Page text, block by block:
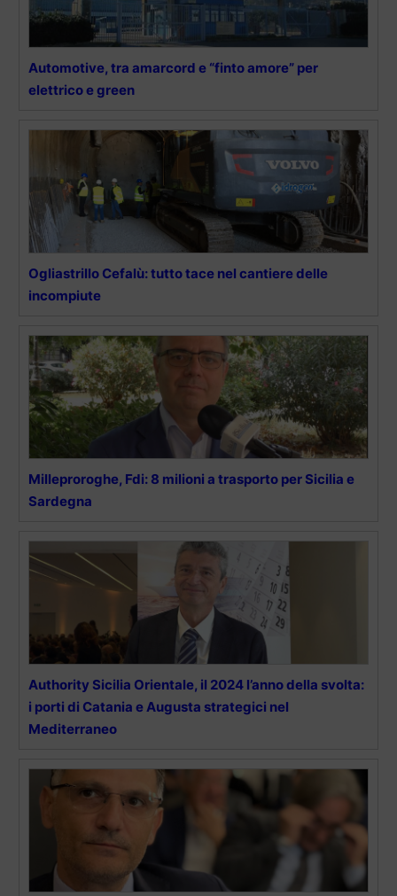
Automotive, tra amarcord e “finto amore” per
elettrico e green
Ogliastrillo Cefalù: tutto tace nel cantiere delle
incompiute
Milleproroghe, Fdi: 8 milioni a trasporto per Sicilia e
Sardegna
Authority Sicilia Orientale, il 2024 l’anno della svolta:
i porti di Catania e Augusta strategici nel
Mediterraneo